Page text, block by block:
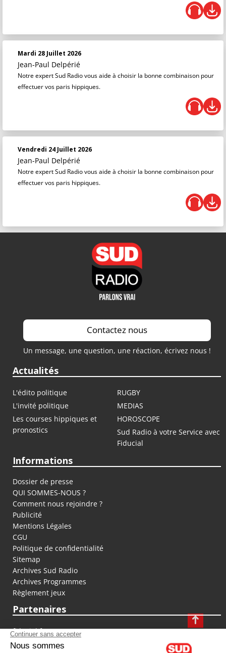
Mardi 28 Juillet 2026
Jean-Paul Delpérié
Notre expert Sud Radio vous aide à choisir la bonne combinaison pour
effectuer vos paris hippiques.
Vendredi 24 Juillet 2026
Jean-Paul Delpérié
Notre expert Sud Radio vous aide à choisir la bonne combinaison pour
effectuer vos paris hippiques.
Contactez nous
Un message, une question, une réaction, écrivez nous !
Actualités
L'édito politique
RUGBY
L'invité politique
MEDIAS
Les courses hippiques et
pronostics
HOROSCOPE
Sud Radio à votre Service avec
Fiducial
Informations
Dossier de presse
QUI SOMMES-NOUS ?
Comment nous rejoindre ?
Publicité
Mentions Légales
CGU
Politique de confidentialité
Sitemap
Archives Sud Radio
Archives Programmes
Règlement jeux
Partenaires
fiducial.fr
lyoncapitale.fr